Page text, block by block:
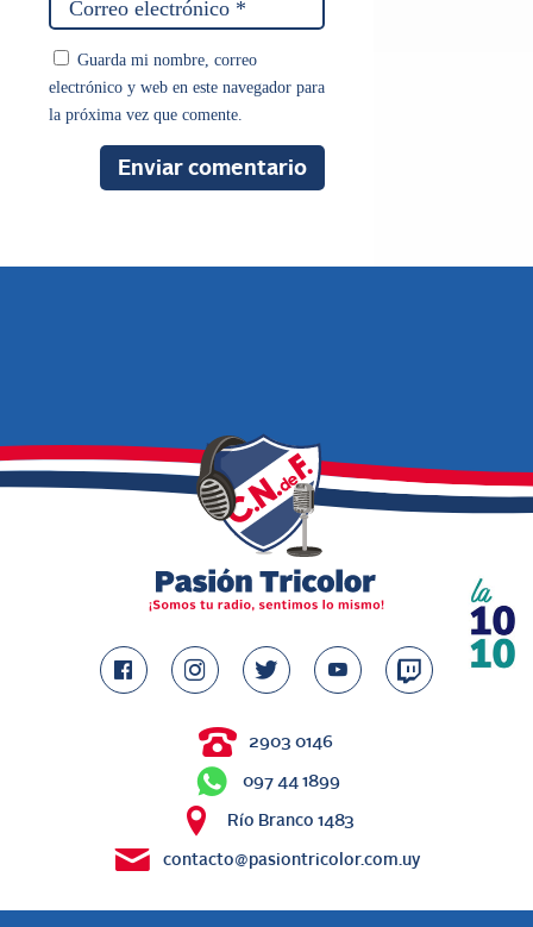
Guarda mi nombre, correo
electrónico y web en este navegador para
la próxima vez que comente.
2903 0146
097 44 1899
Río Branco 1483
contacto@pasiontricolor.com.uy